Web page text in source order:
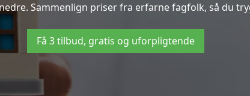
Sammenlign priser fra erfarne fagfolk, så du
Få 3 tilbud, gratis og uforpligtende